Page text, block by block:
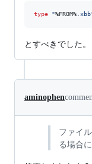
type "%FROM% .xbb
とすべきでした。
aminophen
ファイ
る場合